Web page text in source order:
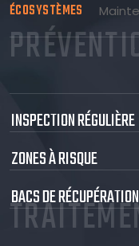
ÉCOSYSTÈMES
INSPECTION RÉGULIÈRE
ZONES À RISQUE
BACS DE RÉCUPÉRATION